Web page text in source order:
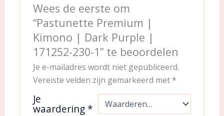
Wees de eerste om
“Pastunette Premium |
Kimono | Dark Purple |
171252-230-1” te beoordelen
Je e-mailadres wordt niet gepubliceerd.
Vereiste velden zijn gemarkeerd met *
Je
waardering *